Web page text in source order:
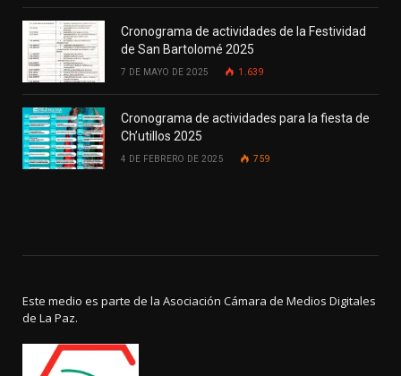
Cronograma de actividades de la Festividad
de San Bartolomé 2025
7 DE MAYO DE 2025 1.639
Cronograma de actividades para la fiesta de
Ch’utillos 2025
4 DE FEBRERO DE 2025 759
Este medio es parte de la Asociación Cámara de Medios Digitales
de La Paz.